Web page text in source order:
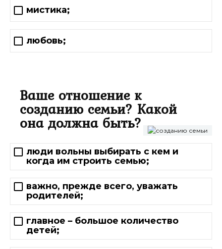
мистика;
любовь;
Ваше отношение к
созданию семьи? Какой
она должна быть?
люди вольны выбирать с кем и
когда им строить семью;
важно, прежде всего, уважать
родителей;
главное – большое количество
детей;